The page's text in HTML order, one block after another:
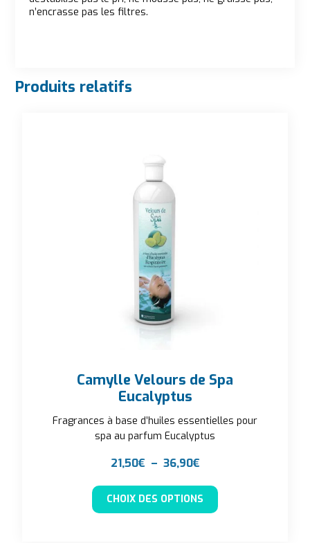
n’encrasse pas les filtres.
Produits relatifs
Camylle Velours de Spa
Eucalyptus
Fragrances à base d’huiles essentielles pour
spa au parfum Eucalyptus
21,50€ – 36,90€Plage de prix :
CHOIX DES OPTIONS